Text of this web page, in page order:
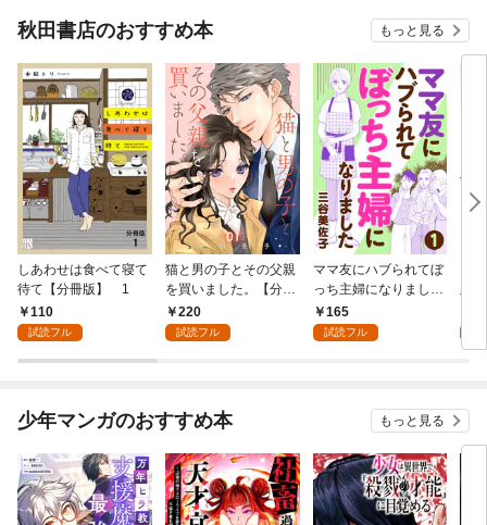
秋田書店のおすすめ本 もっと見る
しあわせは食べて寝て
待て【分冊版】 1
110
試読フル
猫と男の子とその父親
を買いました。【分冊
版】 1
220
試読フル
ママ友にハブられてぼ
っち主婦になりました
【分冊版】 1
165
試読フル
少年マンガのおすすめ本 もっと見る